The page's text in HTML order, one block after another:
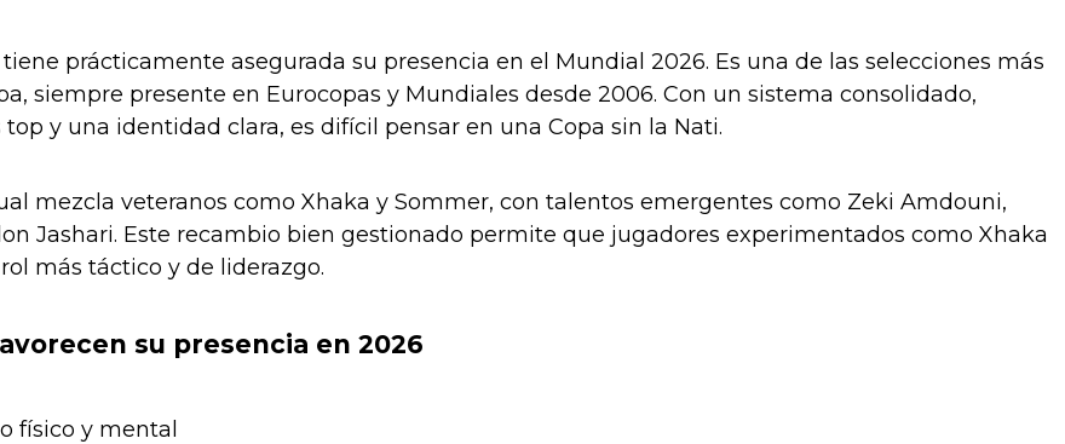
prácticamente asegurada su presencia en el Mundial 2026. Es una de las selecciones más
siempre presente en Eurocopas y Mundiales desde 2006. Con un sistema consolidado,
y una identidad clara, es difícil pensar en una Copa sin la Nati.
mezcla veteranos como Xhaka y Sommer, con talentos emergentes como Zeki Amdouni,
Jashari. Este recambio bien gestionado permite que jugadores experimentados como Xhaka
más táctico y de liderazgo.
su presencia en 2026
físico y mental